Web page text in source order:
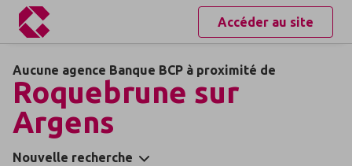
Accéder au site
Aucune agence Banque BCP à proximité de
Roquebrune sur
Argens
Nouvelle recherche